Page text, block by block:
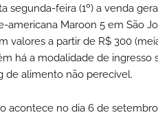
segunda-feira (1º) a venda
americana Maroon 5 em São
valores a partir de R$ 300
há a modalidade de ingresso
de alimento não perecível.
acontece no dia 6 de